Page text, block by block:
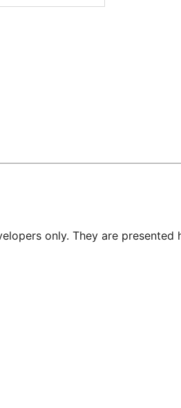
only. They are presented